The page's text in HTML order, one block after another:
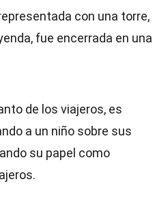
con una torre,
fue encerrada en una
de los viajeros, es
a un niño sobre sus
su papel como